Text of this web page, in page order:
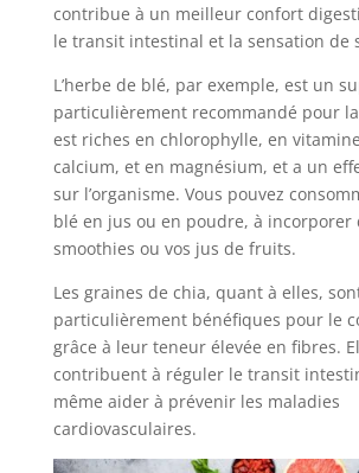
contribue à un meilleur confort
le transit intestinal et la sensation de
L’herbe de blé, par exemple, est un
particulièrement recommandé pour
est riches en chlorophylle, en
calcium, et en magnésium, et a un
sur l’organisme. Vous pouvez
blé en jus ou en poudre, à incorporer
smoothies ou vos jus de fruits.
Les graines de chia, quant à elles,
particulièrement bénéfiques pour le
grâce à leur teneur élevée en fibres.
contribuent à réguler le transit
même aider à prévenir les maladies
cardiovasculaires.